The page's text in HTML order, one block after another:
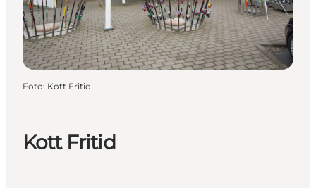
Plane deine Reise
Kott Fritid
Foto: Kott Fritid